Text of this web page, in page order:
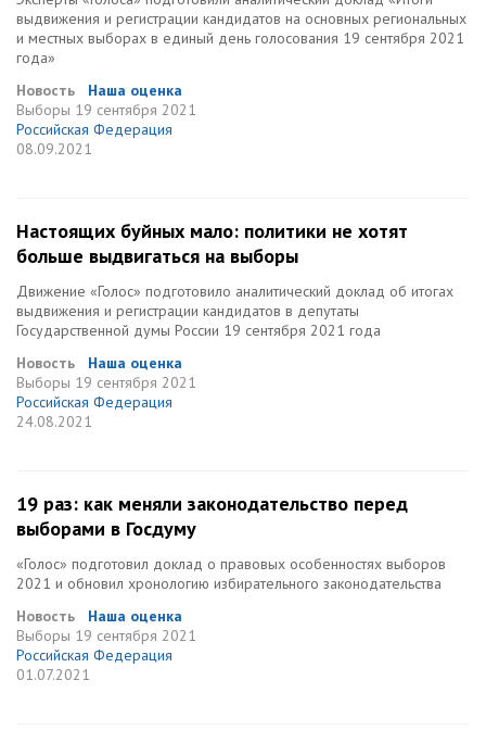
выдвижения и регистрации кандидатов на основных региональных
и местных выборах в единый день голосования 19 сентября 2021
года»
Новость
Наша оценка
Выборы 19 сентября 2021
Российская Федерация
08.09.2021
Настоящих буйных мало: политики не хотят
больше выдвигаться на выборы
Движение «Голос» подготовило аналитический доклад об итогах
выдвижения и регистрации кандидатов в депутаты
Государственной думы России 19 сентября 2021 года
Новость
Наша оценка
Выборы 19 сентября 2021
Российская Федерация
24.08.2021
19 раз: как меняли законодательство перед
выборами в Госдуму
«Голос» подготовил доклад о правовых особенностях выборов
2021 и обновил хронологию избирательного законодательства
Новость
Наша оценка
Выборы 19 сентября 2021
Российская Федерация
01.07.2021